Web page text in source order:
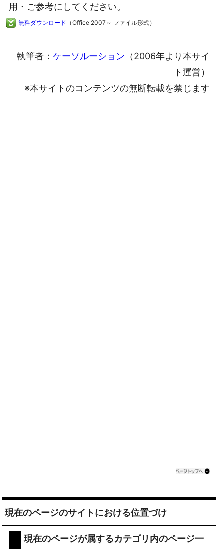
用・ご参考にしてください。
無料ダウンロード （Office 2007～ ファイル形式）
執筆者： ケーソルーション （2006年より本サイ
ト運営）
※本サイトのコンテンツの無断転載を禁じます
現在のページのサイトにおける位置づけ
現在のページが属するカテゴリ内のページ一